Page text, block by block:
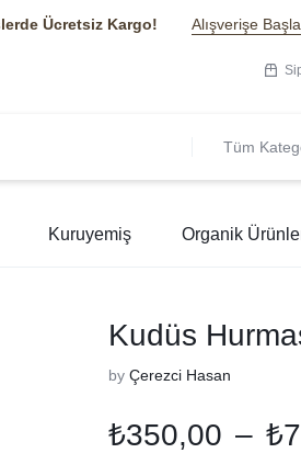
Ücretsiz Kargo! Alışverişe Başla
Tüm
Kuruyemiş Organik
Kudüs
byÇerezci Hasan
₺350,00 – ₺